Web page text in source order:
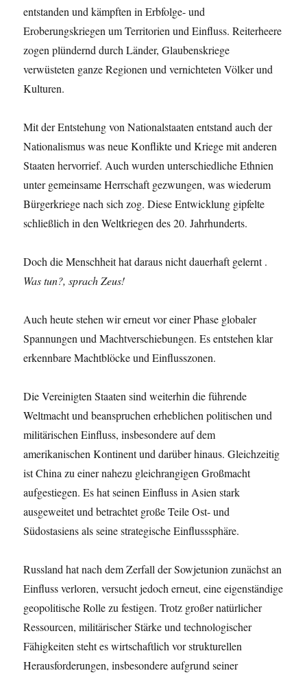
entstanden und kämpften in Erbfolge- und
Eroberungskriegen um Territorien und Einfluss. Reiterheere
zogen plündernd durch Länder, Glaubenskriege
verwüsteten ganze Regionen und vernichteten Völker und
Kulturen.
Mit der Entstehung von Nationalstaaten entstand auch der
Nationalismus was neue Konflikte und Kriege mit anderen
Staaten hervorrief. Auch wurden unterschiedliche Ethnien
unter gemeinsame Herrschaft gezwungen, was wiederum
Bürgerkriege nach sich zog. Diese Entwicklung gipfelte
schließlich in den Weltkriegen des 20. Jahrhunderts.
Doch die Menschheit hat daraus nicht dauerhaft gelernt .
Was tun?, sprach Zeus!
Auch heute stehen wir erneut vor einer Phase globaler
Spannungen und Machtverschiebungen. Es entstehen klar
erkennbare Machtblöcke und Einflusszonen.
Die Vereinigten Staaten sind weiterhin die führende
Weltmacht und beanspruchen erheblichen politischen und
militärischen Einfluss, insbesondere auf dem
amerikanischen Kontinent und darüber hinaus. Gleichzeitig
ist China zu einer nahezu gleichrangigen Großmacht
aufgestiegen. Es hat seinen Einfluss in Asien stark
ausgeweitet und betrachtet große Teile Ost- und
Südostasiens als seine strategische Einflusssphäre.
Russland hat nach dem Zerfall der Sowjetunion zunächst an
Einfluss verloren, versucht jedoch erneut, eine eigenständige
geopolitische Rolle zu festigen. Trotz großer natürlicher
Ressourcen, militärischer Stärke und technologischer
Fähigkeiten steht es wirtschaftlich vor strukturellen
Herausforderungen, insbesondere aufgrund seiner